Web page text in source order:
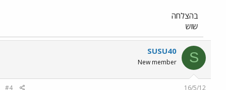
בהצלחה
שוש
S
SUSU40
New member
16/5/12
#4